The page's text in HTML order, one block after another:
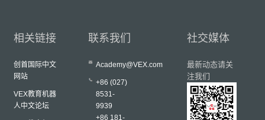
相关链接
创首国际中文
网站
VEX教育机器
人中文论坛
联系我们
Academy@VEX.com
+86 (027)
8531-
9939
+86 181-
社交媒体
最新动态请关
注我们